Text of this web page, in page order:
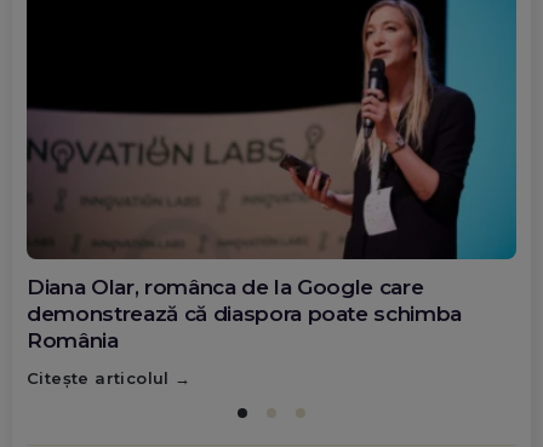
Diana Olar, românca de la Google care
demonstrează că diaspora poate schimba
România
Citește articolul